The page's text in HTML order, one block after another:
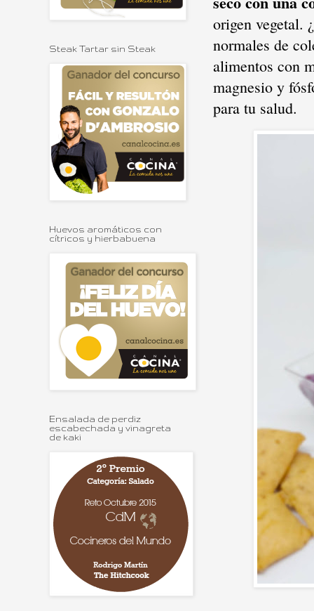
origen vegetal.
normales de
alimentos con
magnesio y
para tu salud.
Steak Tartar sin Steak
Huevos aromáticos con
cítricos y hierbabuena
Ensalada de perdiz
escabechada y vinagreta
de kaki